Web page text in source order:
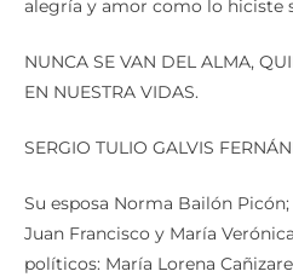
alegría y amor como lo hiciste
NUNCA SE VAN DEL ALMA,
EN NUESTRA VIDAS.
SERGIO TULIO GALVIS
Su esposa Norma Bailón
Juan Francisco y María
políticos: María Lorena